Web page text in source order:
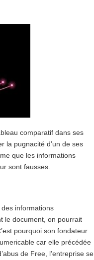
comparatif dans ses
la pugnacité d’un de ses
que les informations
sont fausses.
informations
le document, on pourrait
pourquoi son fondateur
car elle précédée
de Free, l’entreprise se